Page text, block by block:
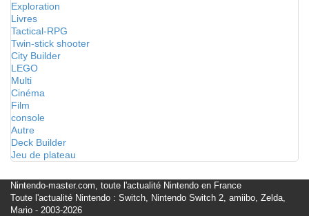
Exploration
Livres
Tactical-RPG
Twin-stick shooter
City Builder
LEGO
Multi
Cinéma
Film
console
Autre
Deck Builder
Jeu de plateau
Nintendo-master.com, toute l'actualité Nintendo en France
Toute l'actualité Nintendo : Switch, Nintendo Switch 2, amiibo, Zelda,
Mario - 2003-2026